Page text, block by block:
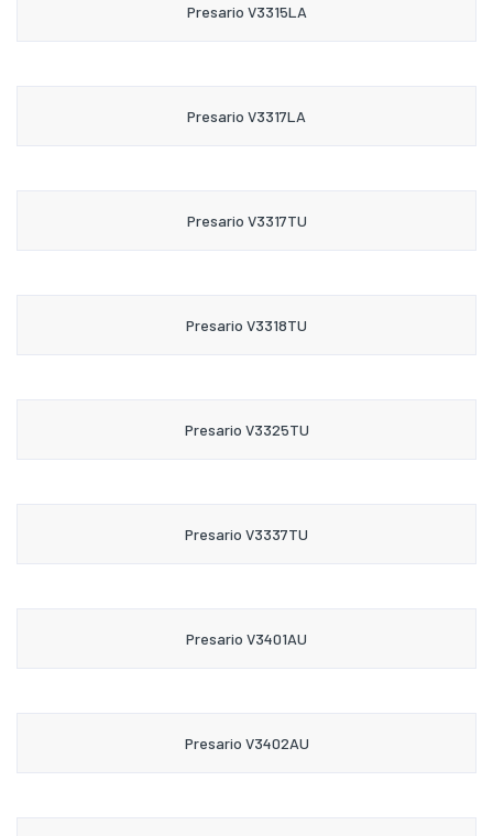
Presario V3315LA
Presario V3317LA
Presario V3317TU
Presario V3318TU
Presario V3325TU
Presario V3337TU
Presario V3401AU
Presario V3402AU